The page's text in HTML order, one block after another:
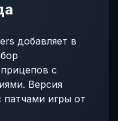
добавляет в
с
Версия
патчами игры от